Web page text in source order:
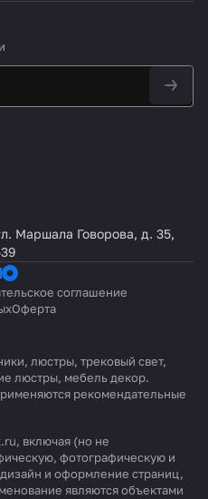
Маршала Говорова, д. 35,
соглашение
Оферта
люстры, трековый свет,
люстры, мебель декор.
рекомендательные
включая (но не
фотографическую и
и оформление страниц,
являются объектами